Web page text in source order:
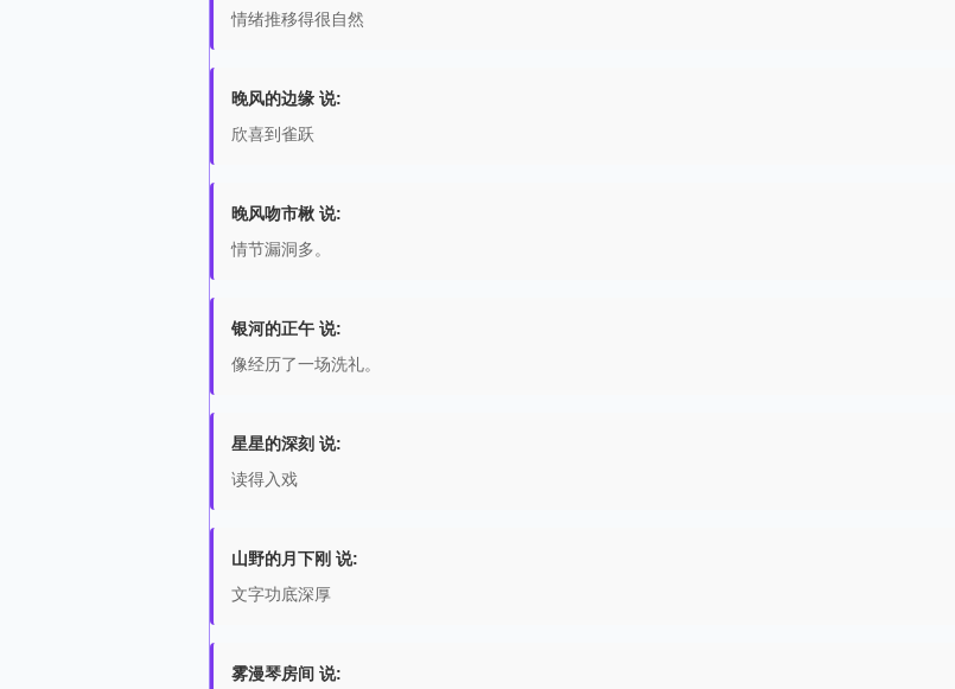
情绪推移得很自然
晚风的边缘 说:
欣喜到雀跃
晚风吻市楸 说:
情节漏洞多。
银河的正午 说:
像经历了一场洗礼。
星星的深刻 说:
读得入戏
山野的月下刚 说:
文字功底深厚
雾漫琴房间 说: